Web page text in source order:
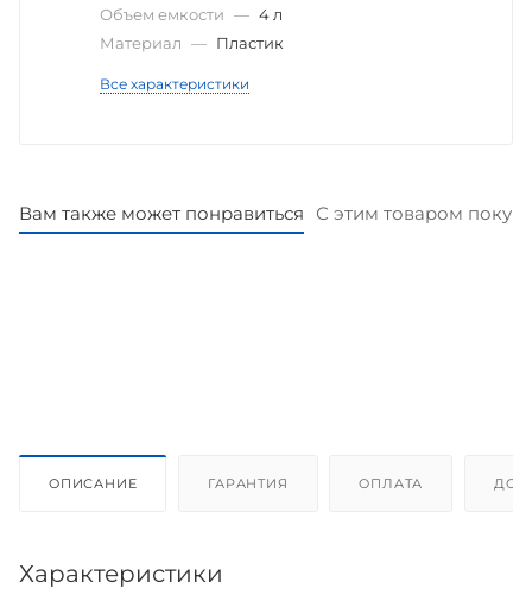
Объем емкости — 4 л
Материал — Пластик
Все характеристики
Вам также может понравиться С этим товаром
ОПИСАНИЕ ГАРАНТИЯ ОПЛАТА
Характеристики